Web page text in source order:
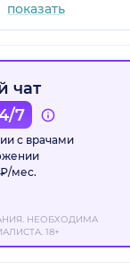
показать
чат
7
с врачами
мес.
НЕОБХОДИМА
18+